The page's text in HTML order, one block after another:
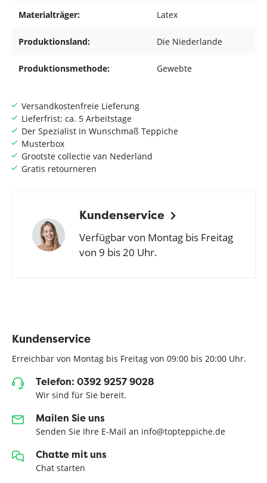
Versandkostenfreie Lieferung
Lieferfrist: ca. 5 Arbeitstage
Der Spezialist in Wunschmaß Teppiche
Musterbox
Grootste collectie van Nederland
Gratis retourneren
Kundenservice
Verfügbar von Montag bis Freitag
von 9 bis 20 Uhr.
Materialträger: Latex
Produktionsland: Die Niederlande
Produktionsmethode: Gewebte
Kundenservice
Erreichbar von Montag bis Freitag von 09:00 bis 20:00 Uhr.
Telefon: 0392 9257 9028
Wir sind für Sie bereit.
Mailen Sie uns
Senden Sie Ihre E-Mail an info@topteppiche.de
Chatte mit uns
Chat starten